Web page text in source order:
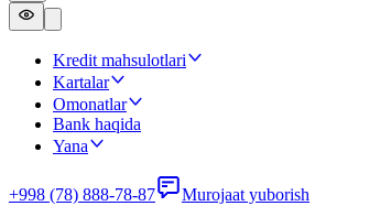
Kredit mahsulotlari
Kartalar
Omonatlar
Bank haqida
Yana
+998 (78) 888-78-87 Murojaat yuborish